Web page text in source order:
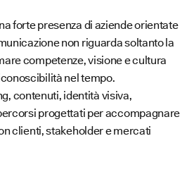
forte presenza di aziende orientate
non riguarda soltanto la
competenze, visione e cultura
nel tempo.
contenuti, identità visiva,
progettati per accompagnare
clienti, stakeholder e mercati